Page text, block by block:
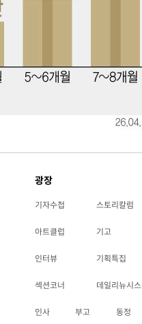
…LAFC, 톨루카에 1-0 승리(종합)
전 68분만 뛰고 슈팅 0개
메라로 본 폭염 저감시설 '온도차'
광장
기자수첩 스토리칼럼
아트클럽 기고
인터뷰 기획특집
섹션코너 데일리뉴시스
인사 부고 동정